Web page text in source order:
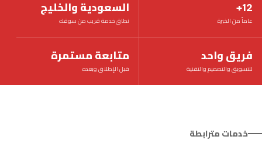
12+
عاماً من الخبرة
السعودية والخليج
نطاق خدمة قريب من سوقك
فريق واحد
للتسويق والتصميم والتقنية
متابعة مستمرة
قبل الإطلاق وبعده
خدمات مترابطة